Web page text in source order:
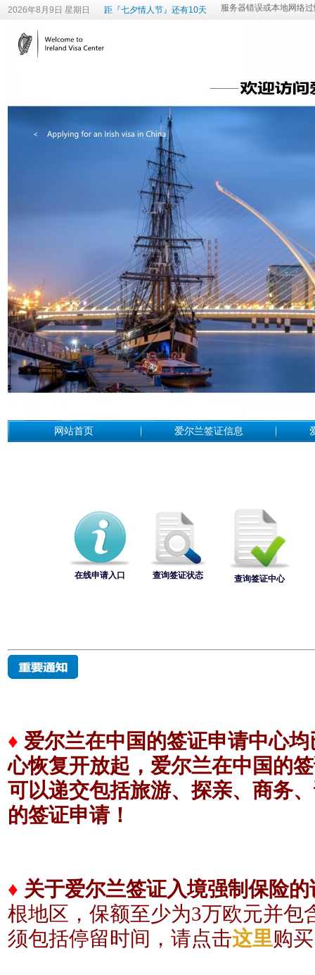
2026年8月9日 星期日 距『七夕情人节』还有10天
网站首页 爱尔兰签证信息
在线申请入口 查询签证状态 查询签证中心
♦ 爱尔兰在中国的签证申请中心
心恢复开放起，爱尔兰在中国的
可以递交包括旅游、探亲、商务
的签证申请！
♦ 关于爱尔兰签证入境强制保险的
根地区，保额至少为3万欧元并包
须包括停留时间，请点击这里购